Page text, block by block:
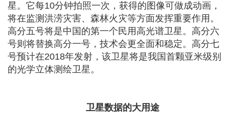
星。它每10分钟拍照一次，获得的图像可做成动画，
将在监测洪涝灾害、森林火灾等方面发挥重要作用。
高分五号将是中国的第一个民用高光谱卫星。高分六
号则将替换高分一号，技术会更全面和稳定。高分七
号预计在2018年发射，该卫星将是我国首颗亚米级别
的光学立体测绘卫星。
卫星数据的大用途